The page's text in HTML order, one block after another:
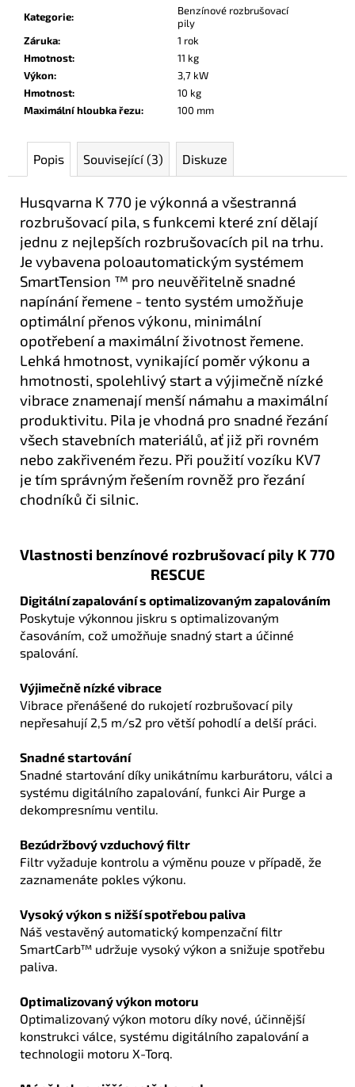
Kategorie:
Benzínové rozbrušovací
pily
Záruka:
1 rok
Hmotnost:
11 kg
Výkon:
3,7 kW
Hmotnost:
10 kg
Maximální hloubka řezu: 100 mm
Popis Související (3) Diskuze
Husqvarna K 770 je výkonná a všestranná
rozbrušovací pila, s funkcemi které zní dělají
jednu z nejlepších rozbrušovacích pil na trhu.
Je vybavena poloautomatickým systémem
SmartTension ™ pro neuvěřitelně snadné
napínání řemene - tento systém umožňuje
optimální přenos výkonu, minimální
opotřebení a maximální životnost řemene.
Lehká hmotnost, vynikající poměr výkonu a
hmotnosti, spolehlivý start a výjimečně nízké
vibrace znamenají menší námahu a maximální
produktivitu. Pila je vhodná pro snadné řezání
všech stavebních materiálů, ať již při rovném
nebo zakřiveném řezu. Při použití vozíku KV7
je tím správným řešením rovněž pro řezání
chodníků či silnic.
Vlastnosti benzínové rozbrušovací pily K 770
RESCUE
Digitální zapalování s optimalizovaným zapalováním
Poskytuje výkonnou jiskru s optimalizovaným
časováním, což umožňuje snadný start a účinné
spalování.
Výjimečně nízké vibrace
Vibrace přenášené do rukojetí rozbrušovací pily
nepřesahují 2,5 m/s2 pro větší pohodlí a delší práci.
Snadné startování
Snadné startování díky unikátnímu karburátoru, válci a
systému digitálního zapalování, funkci Air Purge a
dekompresnímu ventilu.
Bezúdržbový vzduchový filtr
Filtr vyžaduje kontrolu a výměnu pouze v případě, že
zaznamenáte pokles výkonu.
Vysoký výkon s nižší spotřebou paliva
Náš vestavěný automatický kompenzační filtr
SmartCarb™ udržuje vysoký výkon a snižuje spotřebu
paliva.
Optimalizovaný výkon motoru
Optimalizovaný výkon motoru díky nové, účinnější
konstrukci válce, systému digitálního zapalování a
technologii motoru X-Torq.